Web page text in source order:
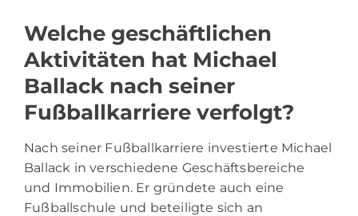
Welche geschäftlichen
Aktivitäten hat Michael
Ballack nach seiner
Fußballkarriere verfolgt?
Nach seiner Fußballkarriere investierte Michael
Ballack in verschiedene Geschäftsbereiche
und Immobilien. Er gründete auch eine
Fußballschule und beteiligte sich an